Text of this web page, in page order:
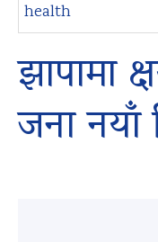
health
झापामा
जना नयाँ